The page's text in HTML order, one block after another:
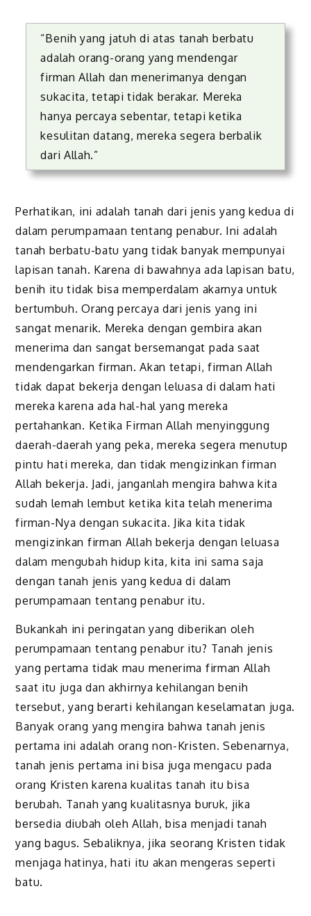
“Benih yang jatuh di atas tanah berbatu
adalah orang-orang yang mendengar
firman Allah dan menerimanya dengan
sukacita, tetapi tidak berakar. Mereka
hanya percaya sebentar, tetapi ketika
kesulitan datang, mereka segera berbalik
dari Allah.”
Perhatikan, ini adalah tanah dari jenis yang kedua di
dalam perumpamaan tentang penabur. Ini adalah
tanah berbatu-batu yang tidak banyak mempunyai
lapisan tanah. Karena di bawahnya ada lapisan batu,
benih itu tidak bisa memperdalam akarnya untuk
bertumbuh. Orang percaya dari jenis yang ini
sangat menarik. Mereka dengan gembira akan
menerima dan sangat bersemangat pada saat
mendengarkan firman. Akan tetapi, firman Allah
tidak dapat bekerja dengan leluasa di dalam hati
mereka karena ada hal-hal yang mereka
pertahankan. Ketika Firman Allah menyinggung
daerah-daerah yang peka, mereka segera menutup
pintu hati mereka, dan tidak mengizinkan firman
Allah bekerja. Jadi, janganlah mengira bahwa kita
sudah lemah lembut ketika kita telah menerima
firman-Nya dengan sukacita. Jika kita tidak
mengizinkan firman Allah bekerja dengan leluasa
dalam mengubah hidup kita, kita ini sama saja
dengan tanah jenis yang kedua di dalam
perumpamaan tentang penabur itu.
Bukankah ini peringatan yang diberikan oleh
perumpamaan tentang penabur itu? Tanah jenis
yang pertama tidak mau menerima firman Allah
saat itu juga dan akhirnya kehilangan benih
tersebut, yang berarti kehilangan keselamatan juga.
Banyak orang yang mengira bahwa tanah jenis
pertama ini adalah orang non-Kristen. Sebenarnya,
tanah jenis pertama ini bisa juga mengacu pada
orang Kristen karena kualitas tanah itu bisa
berubah. Tanah yang kualitasnya buruk, jika
bersedia diubah oleh Allah, bisa menjadi tanah
yang bagus. Sebaliknya, jika seorang Kristen tidak
menjaga hatinya, hati itu akan mengeras seperti
batu.